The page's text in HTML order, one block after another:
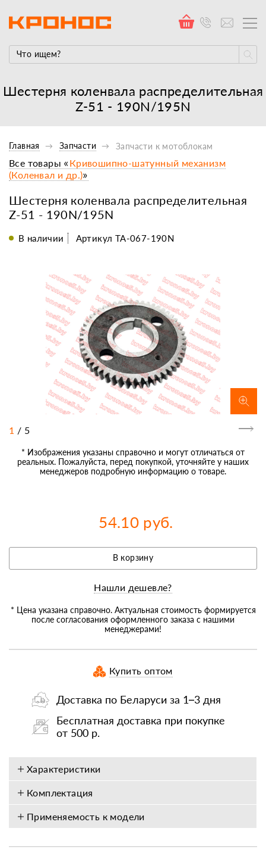
Шестерня коленвала распределительная
Z-51 - 190N/195N
Главная Запчасти Запчасти к мотоблокам
Шестерня коленвала распределительная
Z-51 - 190N/195N
Все товары «Кривошипно-шатунный механизм
(Коленвал и др.)»
В наличии Артикул TA-067-190N
1 / 5
* Изображения указаны справочно и могут отличаться от
реальных. Пожалуйста, перед покупкой, уточняйте у наших
менеджеров подробную информацию о товаре.
54.10 руб.
В корзину
Нашли дешевле?
* Цена указана справочно. Актуальная стоимость формируется
после согласования оформленного заказа с нашими
менеджерами!
Купить оптом
Доставка по Беларуси за 1–3 дня
Бесплатная доставка при покупке
от 500 р.
Характеристики
Комплектация
Применяемость к модели